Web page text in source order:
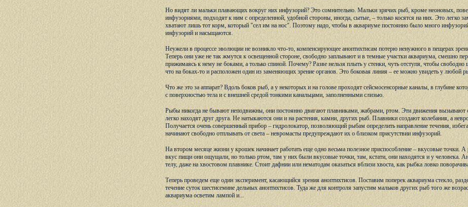
Но видят ли мальки плавающих вокруг них инфузорий? Это сомнительно. Мальки зрячих рыб, кроме неоновых,
инфузориями, подходят к ним с определенной, удобной стороны, иногда, сытые, – только косятся на них. Это легко
хватают лишь тот корм, который "сел им на нос". Поэтому надо, чтобы в аквариуме постоянно было много
инфузорий и насыщаются.
Неужели в процессе эволюции не возникло что-то, компенсирующее аноптихтисам потерю ненужного в пещерах
Теперь они уже не так жмутся к освещенной стороне, свободно заплывают и в темные участки аквариума, смешно
прижимаясь к нему не боками, а только спиной. Почему? Разве нельзя плыть у стенки, чуть отступя, чтобы
что на боках-то и расположен один из заменяющих зрение органов. Это боковая линия – ее можно увидеть у любой
Что же это за аппарат? Вдоль боков рыб, а у некоторых и на голове проходят сейсмосенсорные каналы, в глубине
с поверхностью тела и с внешней средой тонкими канальцами, заполненными слизью.
Рыбы никогда не бывают неподвижны, они постоянно двигают плавниками, жабрами, ртом. Эти движения
легко находят друг друга. Не натыкаются они и на растения, камни, других рыб. Плавники создают колебания, а
Получается очень совершенный прибор – гидролокатор, позволяющий рыбам определить направление течения,
начинают свободно отплывать от света – невромасты предупреждают их о близком присутствии инфузорий.
На втором месяце жизни у крошек начинает работать еще одно весьма полезное приспособление – вкусовые
вкус пищи они ощущали, но только ртом, там у них были вкусовые точки, там, кстати, они находятся и у человека.
телу, даже на хвостовом плавнике. Стоит дафнии или нематодам оказаться вблизи хвоста, как рыбка ловко
Теперь проведем еще один эксперимент, касающийся зрения аноптихтисов. Поставим поперек аквариума стекло,
течение суток шестисемине дельных аноптихтисов. Туда же для контроля запустим мальков других рыб того же
аквариума осветим лампой и...